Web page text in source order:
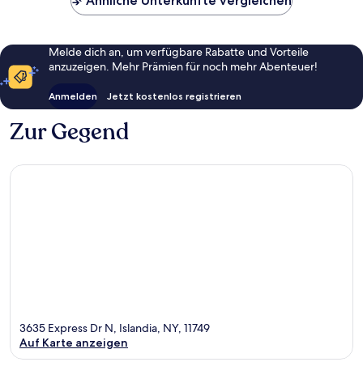
Melde dich an, um verfügbare Rabatte und Vorteile
anzuzeigen. Mehr Prämien für noch mehr Abenteuer!
Anmelden Jetzt kostenlos registrieren
Zur Gegend
3635 Express Dr N, Islandia, NY, 11749
Auf Karte anzeigen